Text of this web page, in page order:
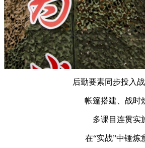
后勤要素同步投入战
帐篷搭建、战时
多课目连贯实
在“实战”中锤炼